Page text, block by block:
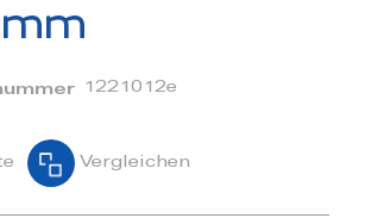
1221012e
Vergleichen